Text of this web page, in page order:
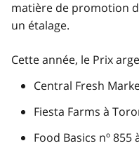
matière de promotion
un étalage.
Cette année, le Prix
Central Fresh
Fiesta Farms à
Food Basics nº 855